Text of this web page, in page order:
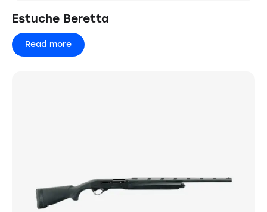
Estuche Beretta
Read more